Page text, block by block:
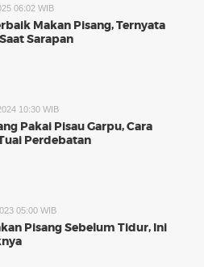
06:02 WIB
Makan Pisang, Ternyata
Sarapan
10:30 WIB
Pakai Pisau Garpu, Cara
Perdebatan
05:00 WIB
Pisang Sebelum Tidur, Ini